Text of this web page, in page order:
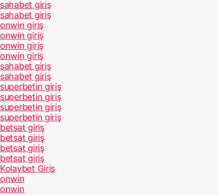
sahabet giriş
sahabet giriş
onwin giriş
onwin giriş
onwin giriş
onwin giriş
sahabet giriş
sahabet giriş
superbetin giriş
superbetin giriş
superbetin giriş
superbetin giriş
betsat giriş
betsat giriş
betsat giriş
betsat giriş
Kolaybet Giriş
onwin
onwin